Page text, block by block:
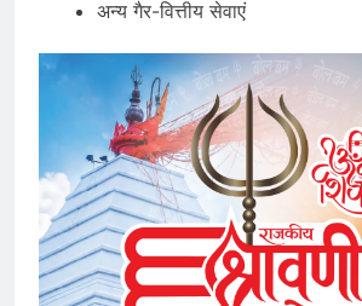
अन्य गैर-वित्तीय सेवाएं